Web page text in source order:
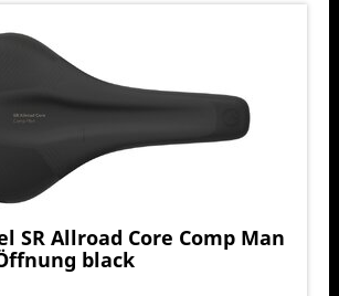
SR Allroad Core Comp Man
black